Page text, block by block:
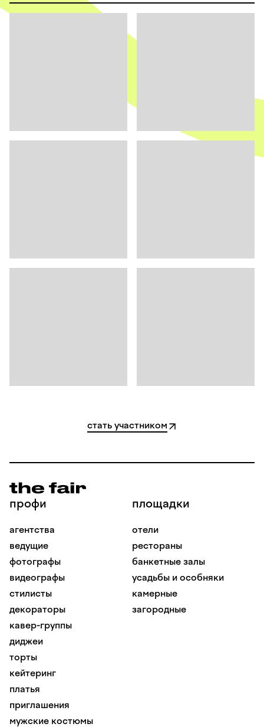
стать участником
профи
агентства
ведущие
фотографы
видеографы
стилисты
декораторы
кавер-группы
диджеи
торты
кейтеринг
платья
приглашения
мужские костюмы
площадки
отели
рестораны
банкетные залы
усадьбы и особняки
камерные
загородные